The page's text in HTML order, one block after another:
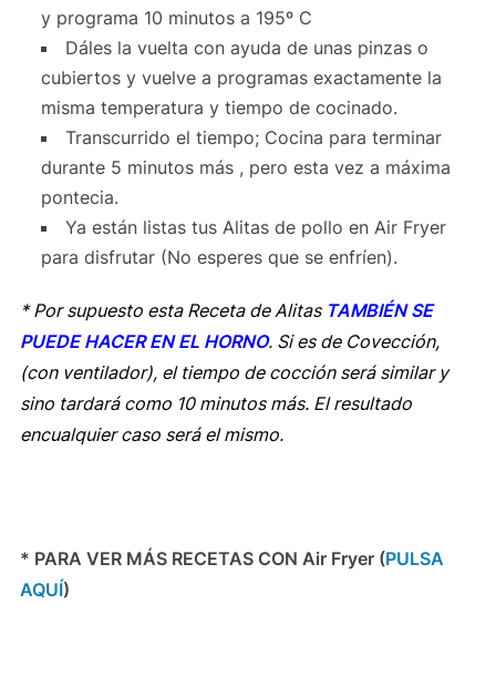
y programa 10 minutos a 195º C
Dáles la vuelta con ayuda de unas pinzas o
cubiertos y vuelve a programas exactamente la
misma temperatura y tiempo de cocinado.
Transcurrido el tiempo; Cocina para terminar
durante 5 minutos más , pero esta vez a máxima
pontecia.
Ya están listas tus Alitas de pollo en Air Fryer
para disfrutar (No esperes que se enfríen).
* Por supuesto esta Receta de Alitas TAMBIÉN SE
PUEDE HACER EN EL HORNO. Si es de Covección,
(con ventilador), el tiempo de cocción será similar y
sino tardará como 10 minutos más. El resultado
encualquier caso será el mismo.
* PARA VER MÁS RECETAS CON Air Fryer (PULSA
AQUÍ)